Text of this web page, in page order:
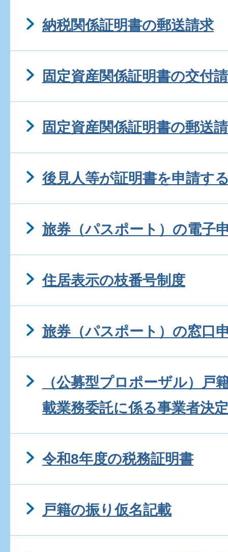
納税関係証明書の郵送請求
固定資産関係証明書の交付
固定資産関係証明書の郵送
後見人等が証明書を申請す
旅券（パスポート）の電子
住居表示の枝番号制度
旅券（パスポート）の窓口
（公募型プロポーザル）戸
載業務委託に係る事業者決定
令和8年度の税務証明書
戸籍の振り仮名記載